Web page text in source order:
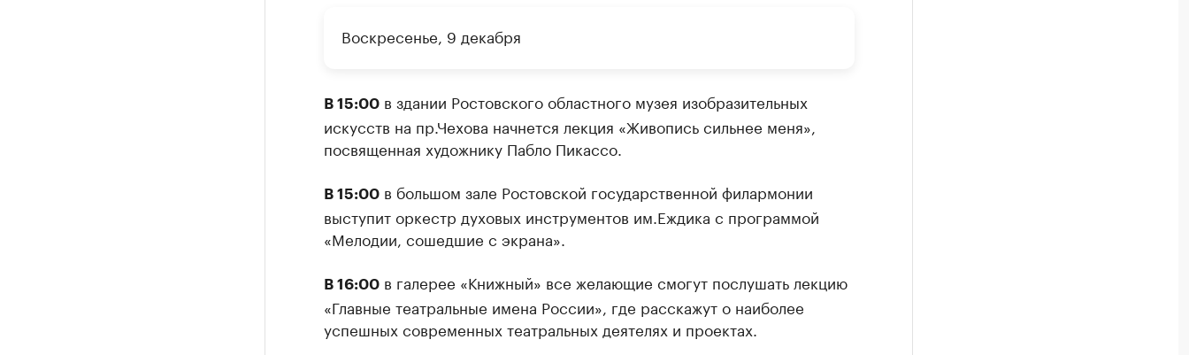
Воскресенье, 9 декабря
В 15:00в здании Ростовского областного музея изобразительных
искусств на пр.Чехова начнется лекция «Живопись сильнее меня»,
посвященная художнику Пабло Пикассо.
В 15:00в большом зале Ростовской государственной филармонии
выступит оркестр духовых инструментов им.Еждика с программой
«Мелодии, сошедшие с экрана».
В 16:00в галерее «Книжный» все желающие смогут послушать лекцию
«Главные театральные имена России», где расскажут о наиболее
успешных современных театральных деятелях и проектах.